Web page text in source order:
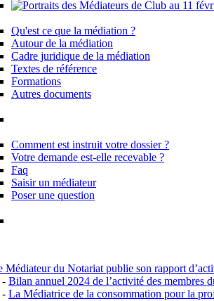
Qu'est ce que la médiation ?
Autour de la médiation
Cadre juridique de la médiation
Textes de référence
Formations
Autres documents
Comment est instruit votre dossier ?
Votre demande est-elle recevable ?
Faq
Saisir un médiateur
Poser une question
Médiateur du Notariat publie son rapport
- Bilan annuel 2024 de l’activité des membres
- La Médiatrice de la consommation pour la